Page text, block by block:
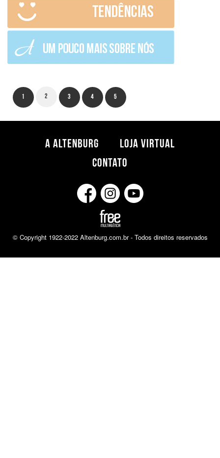
1 2 3 4 5
A ALTENBURG
LOJA VIRTUAL
CONTATO
© Copyright 1922-2022 Altenburg.com.br - Todos direitos reservados